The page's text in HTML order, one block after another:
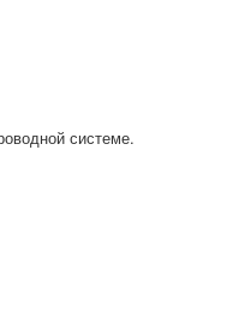
системе.